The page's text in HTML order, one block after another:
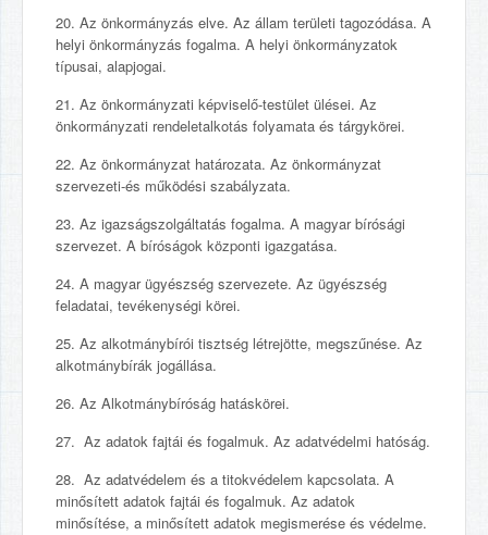
20. Az önkormányzás elve. Az állam területi tagozódása. A
helyi önkormányzás fogalma. A helyi önkormányzatok
típusai, alapjogai.
21. Az önkormányzati képviselő-testület ülései. Az
önkormányzati rendeletalkotás folyamata és tárgykörei.
22. Az önkormányzat határozata. Az önkormányzat
szervezeti-és működési szabályzata.
23. Az igazságszolgáltatás fogalma. A magyar bírósági
szervezet. A bíróságok központi igazgatása.
24. A magyar ügyészség szervezete. Az ügyészség
feladatai, tevékenységi körei.
25. Az alkotmánybírói tisztség létrejötte, megszűnése. Az
alkotmánybírák jogállása.
26. Az Alkotmánybíróság hatáskörei.
27. Az adatok fajtái és fogalmuk. Az adatvédelmi hatóság.
28. Az adatvédelem és a titokvédelem kapcsolata. A
minősített adatok fajtái és fogalmuk. Az adatok
minősítése, a minősített adatok megismerése és védelme.